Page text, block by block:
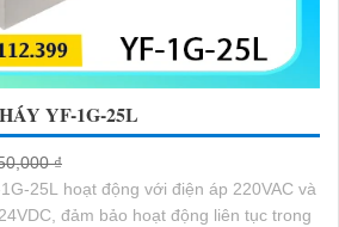
YF-1G-25L
₫
25L hoạt động với điện áp 220VAC và
đảm bảo hoạt động liên tục trong